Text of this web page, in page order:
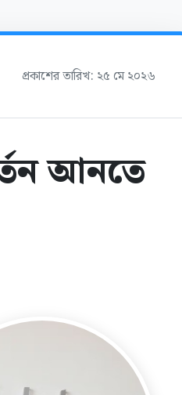
প্রকাশের তারিখ: ২৫ মে ২০২৬
আনতে